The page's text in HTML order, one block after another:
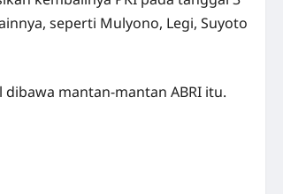
seperti Mulyono, Legi, Suyoto
mantan-mantan ABRI itu.